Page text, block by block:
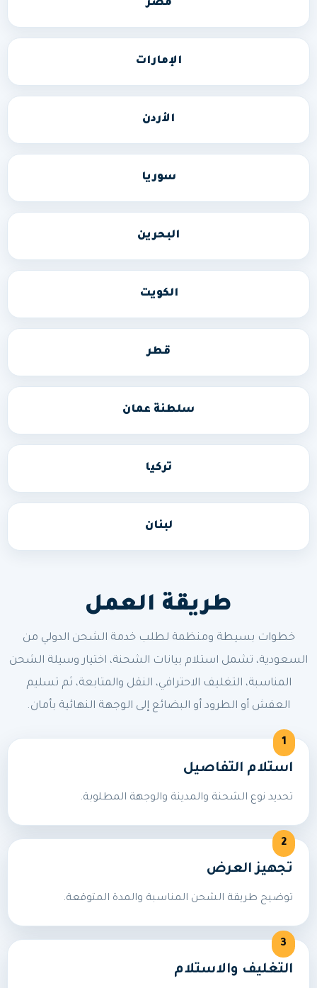
مصر
الإمارات
الأردن
سوريا
البحرين
الكويت
قطر
سلطنة عمان
تركيا
لبنان
طريقة العمل
خطوات بسيطة ومنظمة لطلب خدمة الشحن الدولي من
السعودية، تشمل استلام بيانات الشحنة، اختيار وسيلة الشحن
المناسبة، التغليف الاحترافي، النقل والمتابعة، ثم تسليم
العفش أو الطرود أو البضائع إلى الوجهة النهائية بأمان.
استلام التفاصيل
تحديد نوع الشحنة والمدينة والوجهة المطلوبة.
تجهيز العرض
توضيح طريقة الشحن المناسبة والمدة المتوقعة.
التغليف والاستلام